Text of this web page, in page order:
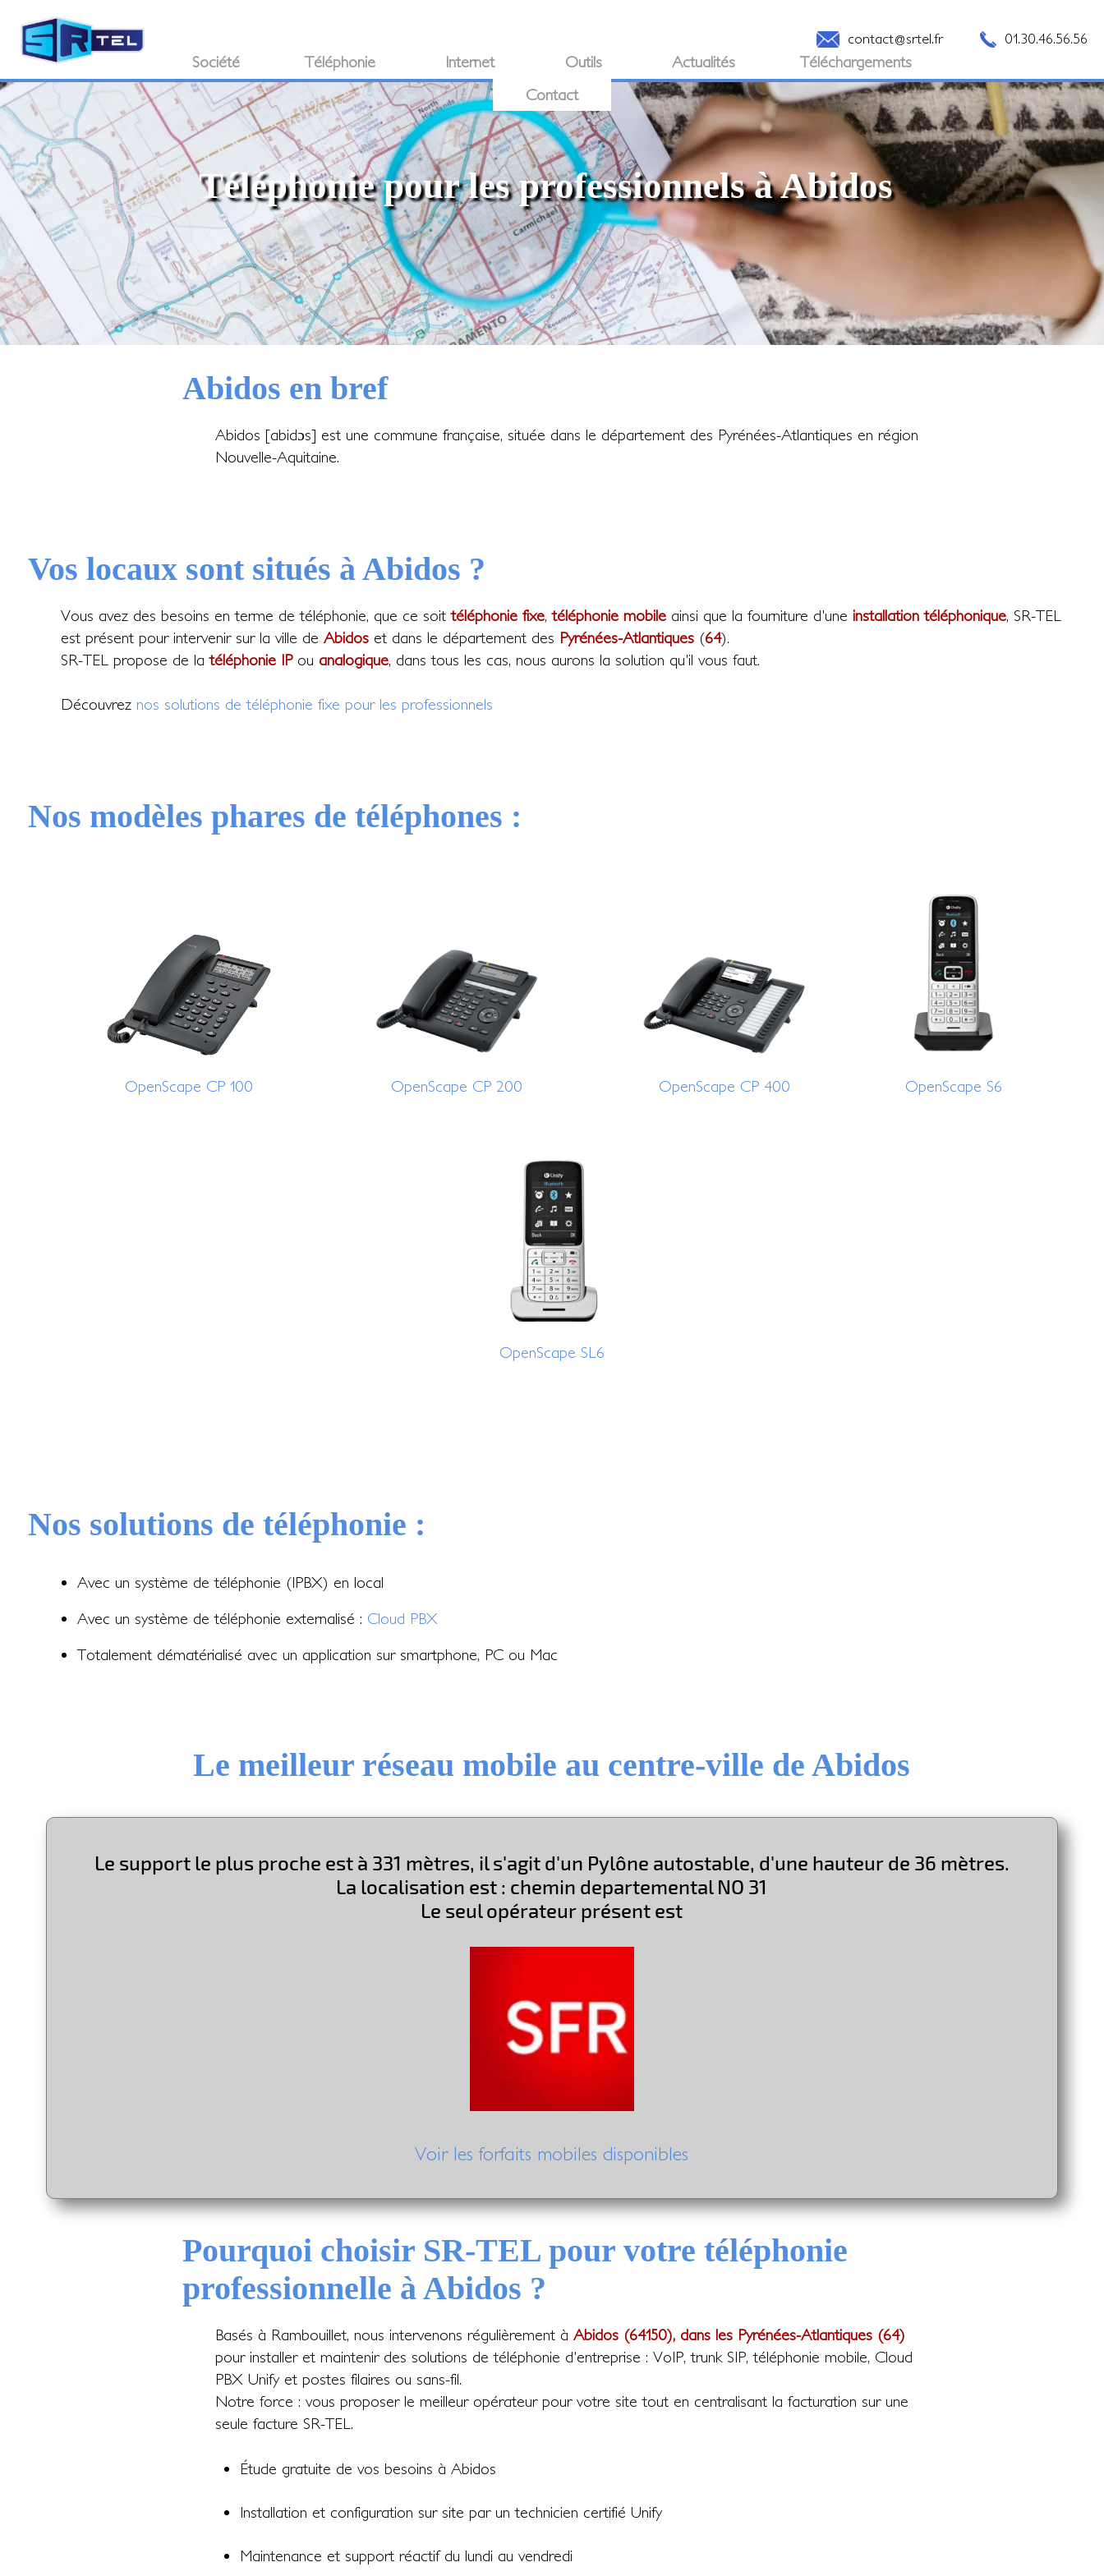
contact@srtel.fr 01.30.46.56.56
Société Téléphonie Internet Outils Actualités
Téléchargements
Contact
Téléphonie pour les professionnels à Abidos
Abidos en bref
Abidos [abidɔs] est une commune française, située dans le département des Pyrénées-Atlantiques en région
Nouvelle-Aquitaine.
Vos locaux sont situés à Abidos ?
Vous avez des besoins en terme de téléphonie, que ce soittéléphonie fixe,téléphonie mobileainsi que la fourniture d'une installation téléphonique, SR-TEL
est présent pour intervenir sur la ville de Abidoset dans le département des Pyrénées-Atlantiques(64).
SR-TEL propose de latéléphonie IPou analogique, dans tous les cas, nous aurons la solution qu'il vous faut.
Découvrez nos solutions de téléphonie fixe pour les professionnels
Nos modèles phares de téléphones :
OpenScape CP 100 OpenScape CP 200 OpenScape CP 400 OpenScape S6
OpenScape SL6
Nos solutions de téléphonie :
Avec un système de téléphonie (IPBX) en local
Avec un système de téléphonie externalisé : Cloud PBX
Totalement dématérialisé avec un application sur smartphone, PC ou Mac
Le meilleur réseau mobile au centre-ville de Abidos
Le support le plus proche est à 331 mètres, il s'agit d'un Pylône autostable, d'une hauteur de 36 mètres.
La localisation est : chemin departemental NO 31
Le seul opérateur présent est
Voir les forfaits mobiles disponibles
Pourquoi choisir SR-TEL pour votre téléphonie
professionnelle à Abidos ?
Basés à Rambouillet, nous intervenons régulièrement à Abidos (64150), dans les Pyrénées-Atlantiques (64)
pour installer et maintenir des solutions de téléphonie d'entreprise : VoIP, trunk SIP, téléphonie mobile, Cloud
PBX Unify et postes filaires ou sans-fil.
Notre force : vous proposer le meilleur opérateur pour votre site tout en centralisant la facturation sur une
seule facture SR-TEL.
Étude gratuite de vos besoins à Abidos
Installation et configuration sur site par un technicien certifié Unify
Maintenance et support réactif du lundi au vendredi